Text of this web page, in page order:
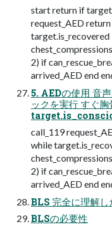
start return if
request_AED
2) if
arrived_AED end
5. AEDの使用 音
ックを実行 すぐ
call_119
while
2) if
arrived_AED end
BLS 完全に理解し
BLSの必要性